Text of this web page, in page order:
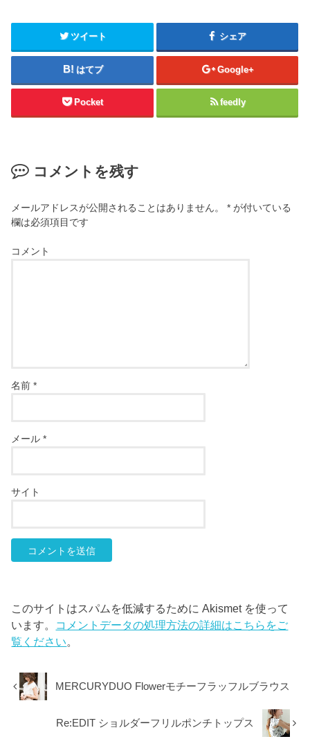
ツイート シェア
はてブ Google+
Pocket feedly
コメントを残す
メールアドレスが公開されることはありません。 * が付いている
欄は必須項目です
コメント
名前*
メール*
サイト
このサイトはスパムを低減するために Akismet を使って
います。 コメントデータの処理方法の詳細はこちらをご
覧ください。
MERCURYDUO Flowerモチーフラッフルブラウス
Re:EDIT ショルダーフリルポンチトップス